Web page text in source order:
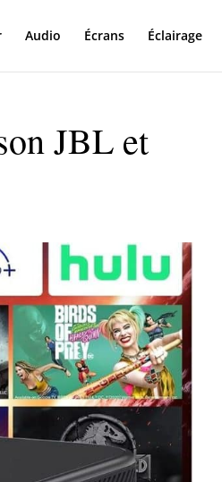
Audio Écrans Éclairage
JBL et